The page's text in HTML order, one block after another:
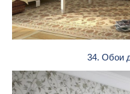
34. Обои